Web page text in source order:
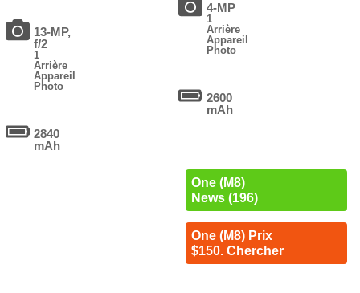
13-MP,
f/2
1
Arrière
Appareil
Photo
2840
mAh
4-MP
1
Arrière
Appareil
Photo
2600
mAh
One (M8)
News (196)
One (M8) Prix
$150. Chercher